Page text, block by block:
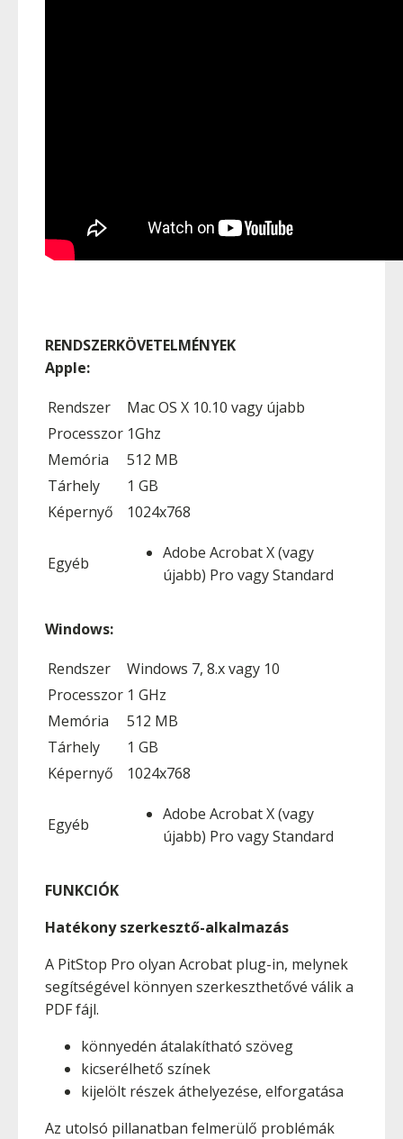
RENDSZERKÖVETELMÉNYEK
Apple:
Rendszer
Mac OS X 10.10 vagy újabb
Processzor 1Ghz
Memória
512 MB
Tárhely
1 GB
Képernyő
1024x768
Egyéb
Adobe Acrobat X (vagy
újabb) Pro vagy Standard
Windows:
Rendszer
Windows 7, 8.x vagy 10
Processzor 1 GHz
Memória
512 MB
Tárhely
1 GB
Képernyő
1024x768
Egyéb
Adobe Acrobat X (vagy
újabb) Pro vagy Standard
FUNKCIÓK
Hatékony szerkesztő-alkalmazás
A PitStop Pro olyan Acrobat plug-in, melynek
segítségével könnyen szerkeszthetővé válik a
PDF fájl.
könnyedén átalakítható szöveg
kicserélhető színek
kijelölt részek áthelyezése, elforgatása
Az utolsó pillanatban felmerülő problémák